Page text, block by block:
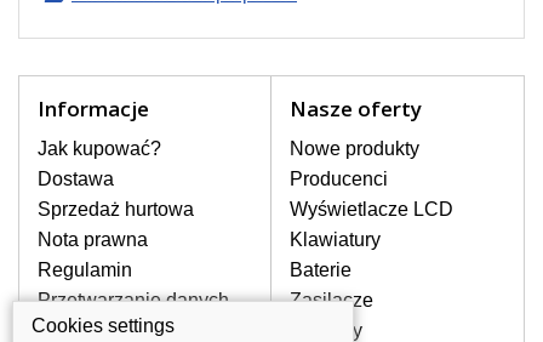
Oferujemy oryginalne klawiatury w
stronie internetowej ją znajdziesz za
pomocy wyszukiwarki. Wystarczy znać
model laptopa. Przy każdej klawiaturze
nie może brakować szczególowe zdjęcie
do aktualnego stanu naszego magazynu.
W JAKI SPOSÓB MOŻE SIĘ
PRZEJAWIAĆ USTERKA
Informacje
Jak kupować?
Dostawa
Sprzedaż hurtowa
Nota prawna
Regulamin
Przetwarzanie danych
osobowych
Nasze oferty
Nowe produkty
Producenci
Wyświetlacze LCD
Klawiatury
Baterie
Zasilacze
Zawiasy
Cookies settings